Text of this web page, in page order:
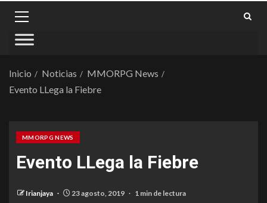
Inicio Noticias
MMORPG News
Evento LLega la Fiebre
MMORPG NEWS
Evento LLega la Fiebre
Irianjaya 23 agosto, 2019 1 min de lectura